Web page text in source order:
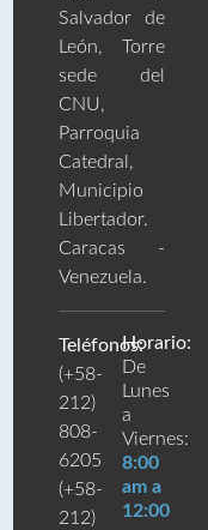
Salvador de
León, Torre
sede del
CNU,
Parroquia
Catedral,
Municipio
Libertador.
Caracas -
Venezuela.
Teléfonos:
(+58-
212)
808-
6205
(+58-
212)
Horario:
De
Lunes
a
Viernes:
8:00
am a
12:00